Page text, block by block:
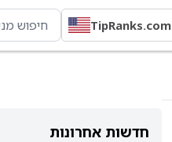
TipRanks.com
חדשות אחרונות